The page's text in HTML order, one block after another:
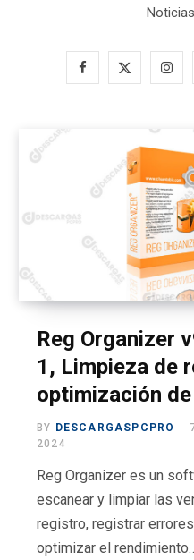
Noticias
F
b
o
k
w
i
t
t
e
r
)
I
a
g
r
a
m
Reg Organizer
1, Limpieza de
optimización
BY DESCARGASPCPRO
2024
Reg Organizer es un
escanear y limpiar las
registro, registrar
optimizar el